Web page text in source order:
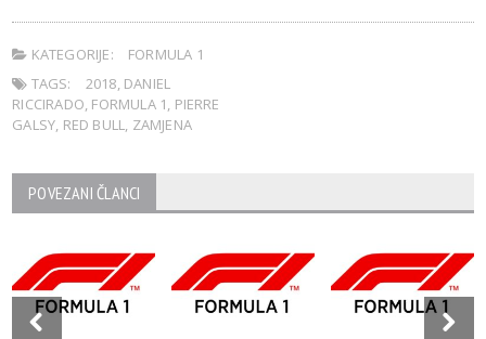
KATEGORIJE:
FORMULA 1
TAGS:
2018, DANIEL
RICCIRADO, FORMULA 1, PIERRE
GALSY, RED BULL, ZAMJENA
POVEZANI ČLANCI